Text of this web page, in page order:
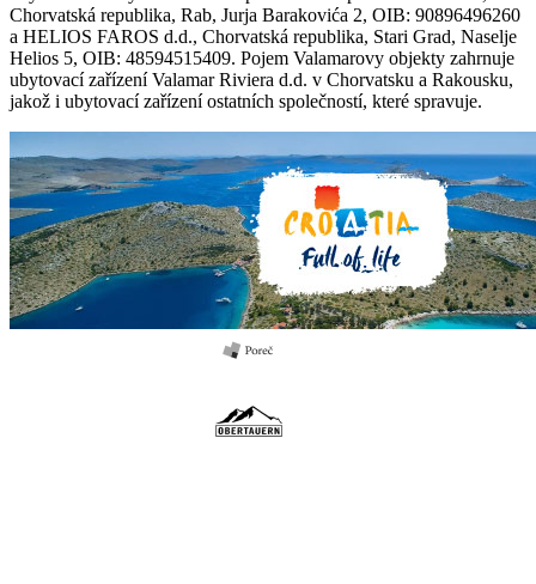
Chorvatská republika, Rab, Jurja Barakovića 2, OIB: 90896496260
a HELIOS FAROS d.d., Chorvatská republika, Stari Grad, Naselje
Helios 5, OIB: 48594515409. Pojem Valamarovy objekty zahrnuje
ubytovací zařízení Valamar Riviera d.d. v Chorvatsku a Rakousku,
jakož i ubytovací zařízení ostatních společností, které spravuje.